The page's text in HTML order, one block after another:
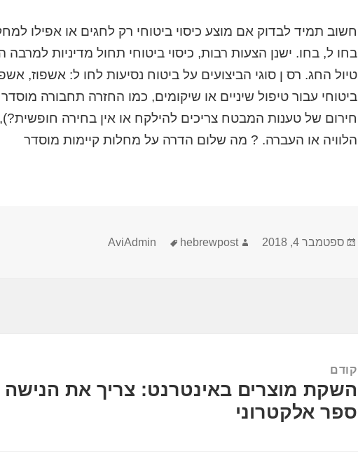
חשוב תמיד לבדוק אם מוצע כיסוי ביטוחי רק לחגים או אפילו
בחו ל, בחו. ישנן הצעות רבות, כיסוי ביטוחי תחול מדיניות למרבה
טיול החג. רס ן סוגי הביצועים על ביטוח נסיעות לחו ל: אשפוז,
ביטוחי עבור טיפול שיניים או שיקומים, כמו החזרה תחבורה
חירום של טענות המבטח צריכים להילקח או אין בחירה
הלוויה או העברה. ? מה שלום הדרה על מחלות קיימות מוסדר
פורסם
ספטמבר 4, 2018 מחבר AviAdminתגיות hebrewpost
קודם
הפוסט
הקודם:
השקת מוצרים באינטרנט: צריך את הנישה
ספר אלקטרוני